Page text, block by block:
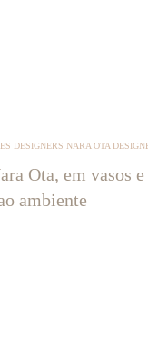
DESIGNERS NARA OTA
Ota, em vasos e
ambiente